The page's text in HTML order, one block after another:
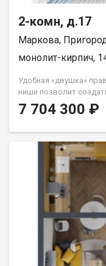
2-комн, д.17
Маркова,
монолит-кирпич,
Удобная «двушка»
ниши позволит
гостиной и спальни.
Сергиев Посад и м/р
7 704 300 ₽